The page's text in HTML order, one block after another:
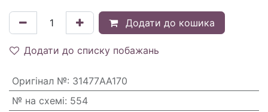
Додати до кошика
Додати до списку побажань
Оригінал №: 31477AA170
№ на схемі: 554